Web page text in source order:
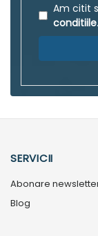
Am citit
conditiile.
SERVICII
Abonare
Blog